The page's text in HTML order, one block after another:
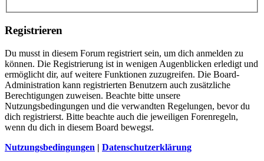
Registrieren
Du musst in diesem Forum registriert sein, um dich anmelden zu
können. Die Registrierung ist in wenigen Augenblicken erledigt und
ermöglicht dir, auf weitere Funktionen zuzugreifen. Die Board-
Administration kann registrierten Benutzern auch zusätzliche
Berechtigungen zuweisen. Beachte bitte unsere
Nutzungsbedingungen und die verwandten Regelungen, bevor du
dich registrierst. Bitte beachte auch die jeweiligen Forenregeln,
wenn du dich in diesem Board bewegst.
Nutzungsbedingungen | Datenschutzerklärung